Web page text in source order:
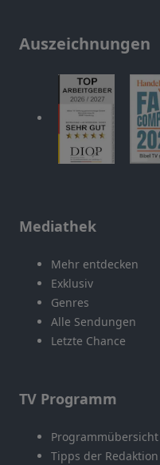
Auszeichnungen
Mediathek
Mehr entdecken
Exklusiv
Genres
Alle Sendungen
Letzte Chance
TV Programm
Programmübersicht
Tipps der Redaktion